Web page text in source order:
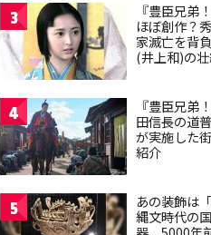
3
『豊臣兄弟
ほぼ創作？
家滅亡を背
(井上和)の
4
『豊臣兄弟
田信長の道
が実施した
紹介
5
あの装飾は
縄文時代の